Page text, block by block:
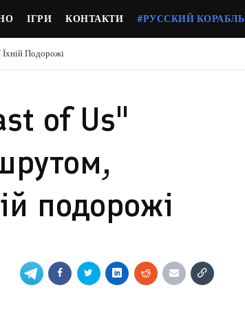
ІГРИ КОНТАКТИ #РУССКИЙ КОРАБЛЬ
Подорожі
of Us"
подорожі